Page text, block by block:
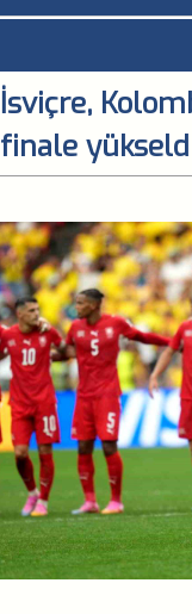
İsviçre,
finale